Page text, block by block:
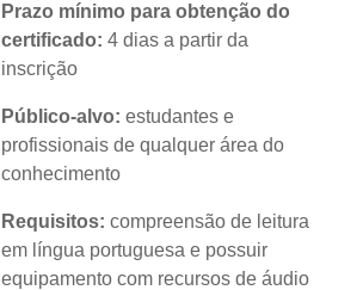
Prazo mínimo para obtenção do
certificado: 4 dias a partir da
inscrição
Público-alvo: estudantes e
profissionais de qualquer área do
conhecimento
Requisitos: compreensão de leitura
em língua portuguesa e possuir
equipamento com recursos de áudio